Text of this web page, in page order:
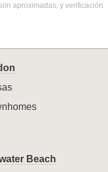
aproximadas, y verificación
Beach